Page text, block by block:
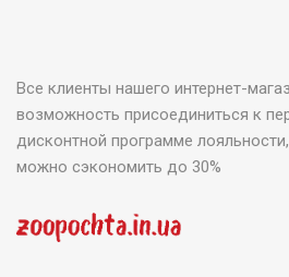
Все клиенты нашего интернет-
возможность присоединиться к
дисконтной программе
можно сэкономить до 30%